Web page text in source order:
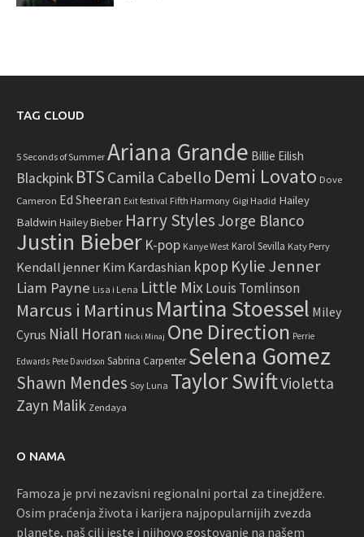
TAG CLOUD
5 Seconds of Summer Ariana Grande Billie Eilish
Blackpink BTS Camila Cabello Demi Lovato Dove
Cameron Ed Sheeran Exit festival Fifth Harmony Gigi Hadid Hailey
Baldwin Hailey Bieber Harry Styles Jorge Blanco
Justin Bieber K-pop Kanye West Karol Sevilla Katy Perry
Kendall jenner Kim Kardashian kpop Kylie Jenner
Liam Payne Lisa i Lena Little MixLouis Tomlinson
Marcus i Martinus Martina Stoessel Miley
Cyrus Niall Horan Nicki Minaj One Direction Perrie
Edwards Pete Davidson Sabrina Carpenter Selena Gomez
Shawn Mendes Soy Luna Taylor SwiftVioletta
Zayn Malik Zendaya
O NAMA
Famoza je prvi nezavisni regionalni portal za tinejdžere.
Osim praćenja života i karijera najpopularnijih zvezda
planete, naš cilj jeste i njihovo gostovanje na našem